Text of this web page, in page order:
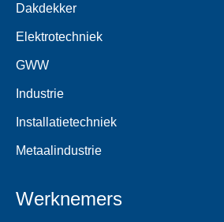
Dakdekker
Elektrotechniek
GWW
Industrie
Installatietechniek
Metaalindustrie
Werknemers